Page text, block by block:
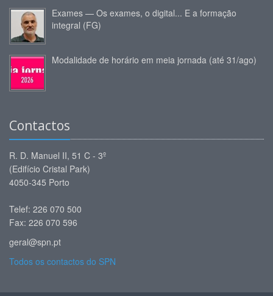
Exames — Os exames, o digital... E a formação
integral (FG)
Modalidade de horário em meia jornada (até 31/ago)
Contactos
R. D. Manuel II, 51 C - 3º
(Edifício Cristal Park)
4050-345 Porto
Telef: 226 070 500
Fax: 226 070 596
geral@spn.pt
Todos os contactos do SPN